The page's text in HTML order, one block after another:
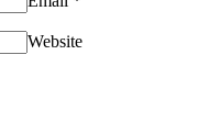
Website